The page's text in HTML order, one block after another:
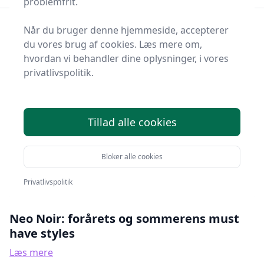
Se alle 135 indlæg i kategorien Mode på Fashion
Online
Neo Noir: forårets og sommerens must
have styles
Læs mere
Når du bruger denne hjemmeside, accepterer
du vores brug af cookies. Læs mere om,
hvordan vi behandler dine oplysninger, i vores
privatlivspolitik.
Tillad alle cookies
Bloker alle cookies
Privatlivspolitik